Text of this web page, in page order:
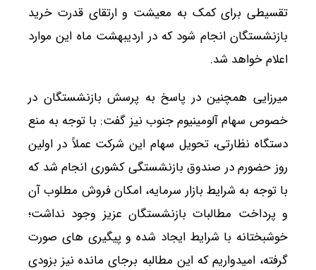
تقسیطی برای کمک به معیشت و ارتقای قدرت خرید
بازنشستگان انجام شود که در اردیبهشت ماه این موارد
اعلام خواهد شد.
میرزایی همچنین در پاسخ به پرسش بازنشستگان در
خصوص سهام آلومینیوم جنوب نیز گفت: با توجه به منع
دستگاه نظارتی، تحویل سهام این شرکت عملاً در اولین
روز حضورم در صندوق بازنشستگی کشوری انجام شد که
با توجه به شرایط بازار سرمایه، امکان فروش مطلوب آن
و پرداخت مطالبات بازنشستگان عزیز وجود نداشت؛
خوشبختانه با شرایط ایجاد شده و پیگیری های صورت
گرفته، امیدواریم که این مطالبه برجای مانده نیز بزودی